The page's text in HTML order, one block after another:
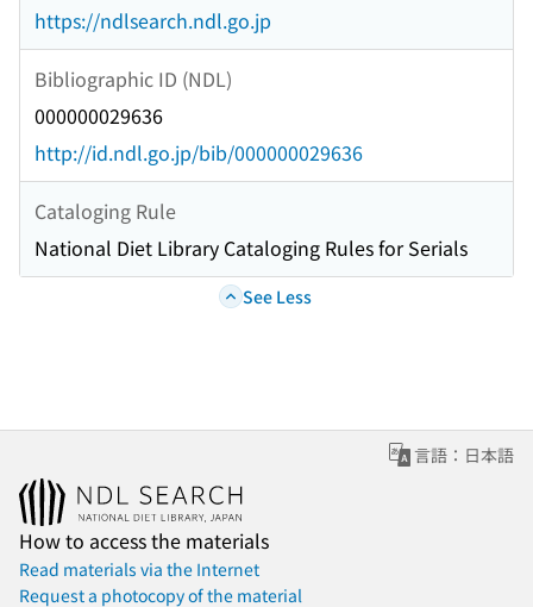
https://ndlsearch.ndl.go.jp
Bibliographic ID (NDL)
000000029636
http://id.ndl.go.jp/bib/000000029636
Cataloging Rule
National Diet Library Cataloging Rules for Serials
See Less
言語：日本語
How to access the materials
Read materials via the Internet
Request a photocopy of the material